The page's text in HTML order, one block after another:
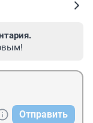
Отправить